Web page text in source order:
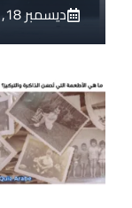
ديسمبر 18, 2024